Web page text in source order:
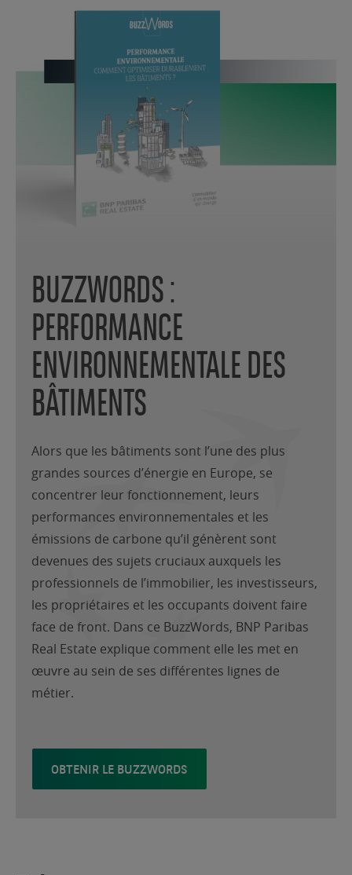
BUZZWORDS :
PERFORMANCE
ENVIRONNEMENTALE DES
BÂTIMENTS
Alors que les bâtiments sont l’une des plus
grandes sources d’énergie en Europe, se
concentrer leur fonctionnement, leurs
performances environnementales et les
émissions de carbone qu’il génèrent sont
devenues des sujets cruciaux auxquels les
professionnels de l’immobilier, les investisseurs,
les propriétaires et les occupants doivent faire
face de front. Dans ce BuzzWords, BNP Paribas
Real Estate explique comment elle les met en
œuvre au sein de ses différentes lignes de
métier.
OBTENIR LE BUZZWORDS